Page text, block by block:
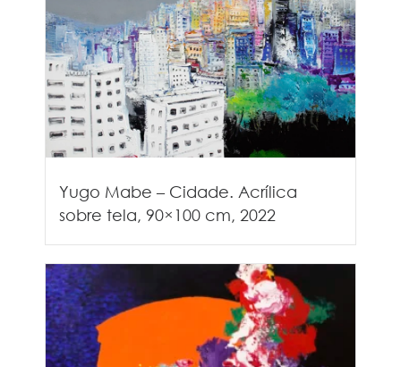
Yugo Mabe – Cidade. Acrílica
sobre tela, 90×100 cm, 2022